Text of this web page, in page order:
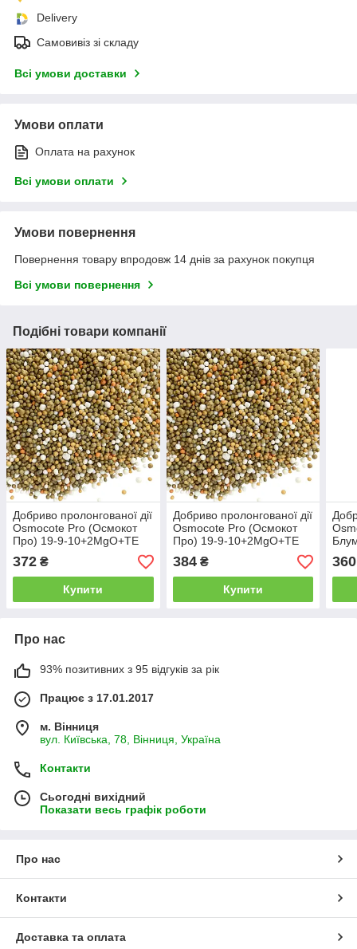
Delivery
Самовивіз зі складу
Всі умови доставки
Умови оплати
Оплата на рахунок
Всі умови оплати
Умови повернення
Повернення товару впродовж 14 днів за рахунок покупця
Всі умови повернення
Подібні товари компанії
Добриво пролонгованої дії
Osmocote Pro (Осмокот
Про) 19-9-10+2MgO+TE
(3-4M) 1 кг
372 ₴
Купити
Добриво пролонгованої дії
Osmocote Pro (Осмокот
Про) 19-9-10+2MgO+TE
(5-6M) 1 кг
384₴
Купити
(2-
360
Про нас
93% позитивних з 95 відгуків за рік
Працює з 17.01.2017
м. Вінниця
вул. Київська, 78, Вінниця, Україна
Контакти
Сьогодні вихідний
Показати весь графік роботи
Про нас
Контакти
Доставка та оплата